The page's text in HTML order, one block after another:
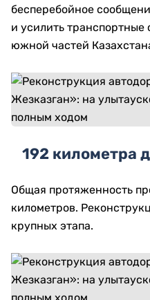
бесперебойное
и усилить транспортные
южной частей
192 километра
Общая протяженность
километров.
крупных этапа.